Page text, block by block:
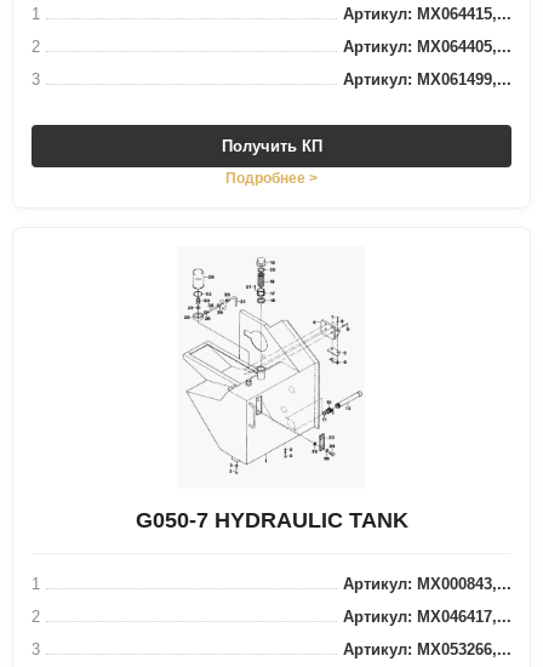
1
Артикул: MX064415,...
2
Артикул: MX064405,...
3
Артикул: MX061499,...
Получить КП
Подробнее >
G050-7 HYDRAULIC TANK
1
Артикул: MX000843,...
2
Артикул: MX046417,...
3
Артикул: MX053266,...